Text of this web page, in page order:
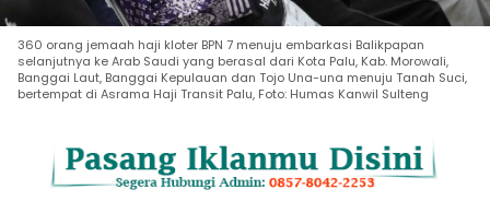
360 orang jemaah haji kloter BPN 7 menuju embarkasi Balikpapan
selanjutnya ke Arab Saudi yang berasal dari Kota Palu, Kab. Morowali,
Banggai Laut, Banggai Kepulauan dan Tojo Una-una menuju Tanah Suci,
bertempat di Asrama Haji Transit Palu, Foto: Humas Kanwil Sulteng